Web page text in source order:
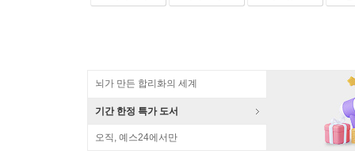
뇌가 만든 합리화의 세계
기간 한정 특가 도서
오직, 예스24에서만